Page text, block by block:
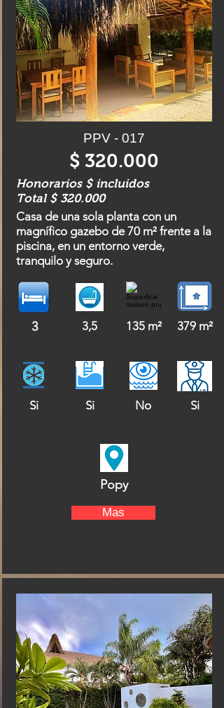
PPV - 017
$ 320.000
Honorarios $ incluidos
Total $ 320.000
Casa de una sola planta con un
magnífico gazebo de 70 m² frente a la
piscina, en un entorno verde,
tranquilo y seguro.
3 3,5 135 m² 379 m²
Si Si No Si
Popy
Mas